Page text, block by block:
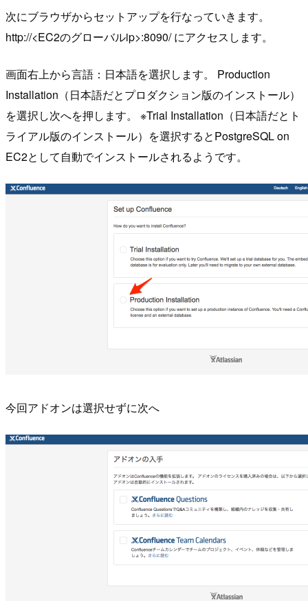
次にブラウザからセットアップを行なっていきます。
http://<EC2のグローバルip>:8090/ にアクセスします。
画面右上から言語：日本語を選択します。 Production
Installation（日本語だとプロダクション版のインストール）
を選択し次へを押します。 ※Trial Installation（日本語だとト
ライアル版のインストール）を選択するとPostgreSQL on
EC2として自動でインストールされるようです。
今回アドオンは選択せずに次へ